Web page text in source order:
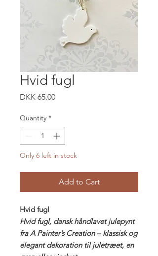
Hvid fugl
DKK 65.00Price
Quantity *
Only 6 left in stock
Add to Cart
Hvid fugl
Hvid fugl, dansk håndlavet julepynt
fra A Painter’s Creation – klassisk og
elegant dekoration til juletræet, en